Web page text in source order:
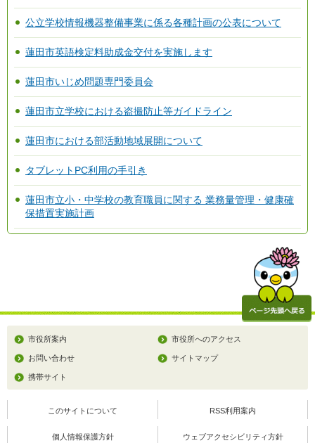
公立学校情報機器整備事業に係る各種計画の公表について
蓮田市英語検定料助成金交付を実施します
蓮田市いじめ問題専門委員会
蓮田市立学校における盗撮防止等ガイドライン
蓮田市における部活動地域展開について
タブレットPC利用の手引き
蓮田市立小・中学校の教育職員に関する 業務量管理・健康確
保措置実施計画
市役所案内 市役所へのアクセス
お問い合わせ サイトマップ
携帯サイト
このサイトについて RSS利用案内
個人情報保護方針 ウェブアクセシビリティ方針